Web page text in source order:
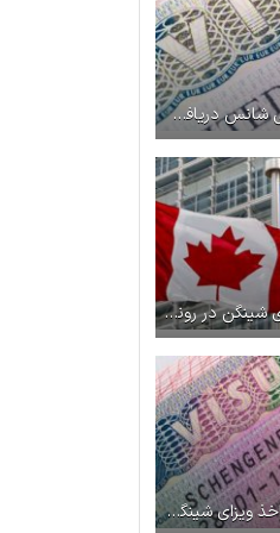
ارائه چه مدارکی شانس دریافت ویزای انگلیس را بیشتر می‌کند؟
آیا داشتن ویزای شینگن در روند اخذ ویزای کانادا تاثیر دارد؟
راهنمای کامل اخذ ویزای شینگن | از صفر تا صد